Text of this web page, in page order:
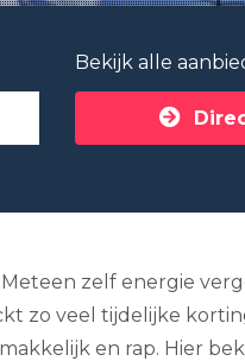
Bekijk alle
zelf energie
veel tijdelijke
en rap. Hier